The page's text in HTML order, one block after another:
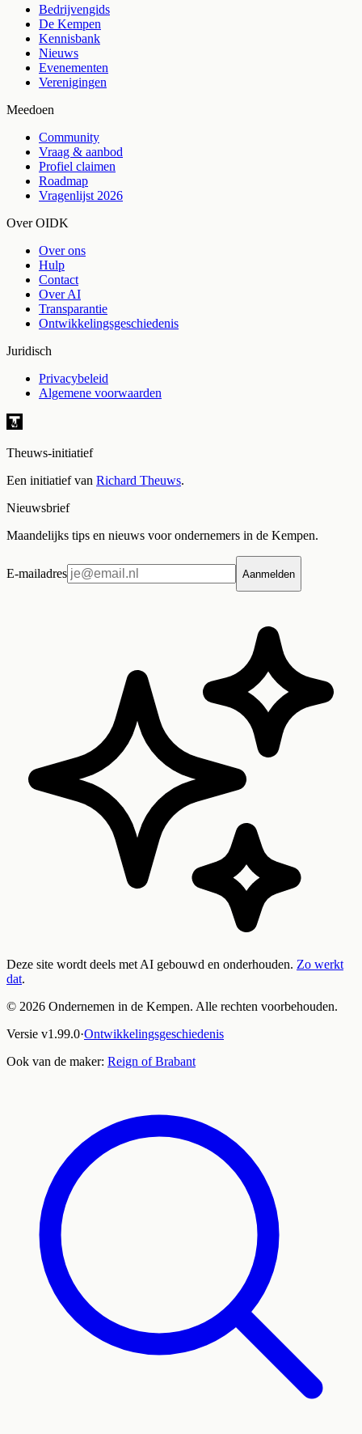
Bedrijvengids
De Kempen
Kennisbank
Nieuws
Evenementen
Verenigingen
Meedoen
Community
Vraag & aanbod
Profiel claimen
Roadmap
Vragenlijst 2026
Over OIDK
Over ons
Hulp
Contact
Over AI
Transparantie
Ontwikkelingsgeschiedenis
Juridisch
Privacybeleid
Algemene voorwaarden
Theuws-initiatief
Een initiatief van Richard Theuws.
Nieuwsbrief
Maandelijks tips en nieuws voor ondernemers in de Kempen.
E-mailadres Aanmelden
Deze site wordt deels met AI gebouwd en onderhouden. Zo werkt
dat.
© 2026 Ondernemen in de Kempen. Alle rechten voorbehouden.
Versie v1.99.0·Ontwikkelingsgeschiedenis
Ook van de maker: Reign of Brabant